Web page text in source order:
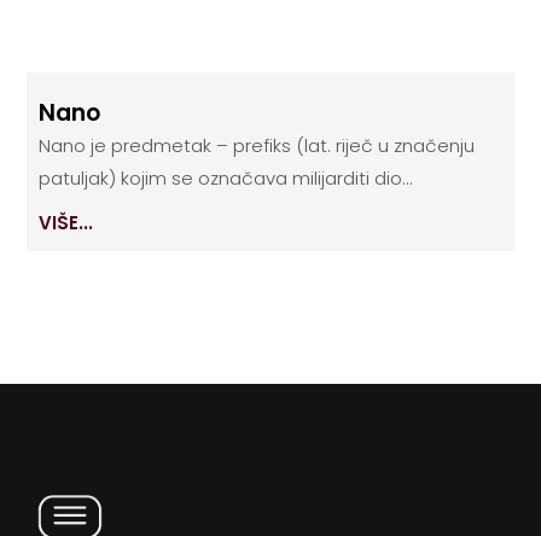
Nano
Nano je predmetak – prefiks (lat. riječ u značenju
patuljak) kojim se označava milijarditi dio...
VIŠE...